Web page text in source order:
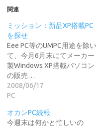
関連
ミッション：新品XP搭載PC
を探せ
Eee PC等のUMPC用途を除い
て、今月6月末にてメーカー
製Windows XP搭載パソコン
の販売…
2008/06/17
PC
オカンPC続報
今週末は何かと忙しいの